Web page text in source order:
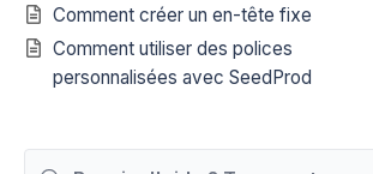
Comment créer un en-tête fixe
Comment utiliser des polices
personnalisées avec SeedProd